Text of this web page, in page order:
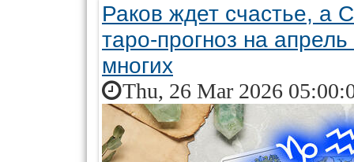
Раков ждет счастье, а
таро-прогноз на
многих
Thu, 26 Mar 2026